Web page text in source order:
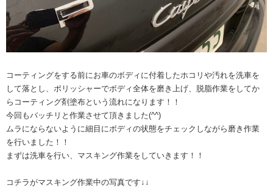
コーティングをする前にお車のボディに付着したホコリや汚れを洗車を
して落とし、ポリッシャーでボディ全体を磨き上げ、脱脂作業をしてか
らコーティング剤塗布という流れになります！！
今回もバッチリと作業させて頂きました(^^)
ムラにならないように細目にボディの状態をチェックしながら磨き作業
を行いました！！
まずは洗車を行い、マスキング作業をしていきます！！
コチラがマスキング作業中の写真です↓↓